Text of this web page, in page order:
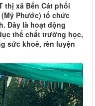
thị xã Bến Cát phối
Phước) tổ chức
Đây là hoạt động
thể chất trường học,
sức khoẻ, rèn luyện